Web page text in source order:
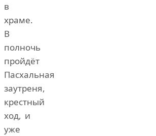
в
храме.
В
полночь
пройдёт
Пасхальная
заутреня,
крестный
ход, и
уже